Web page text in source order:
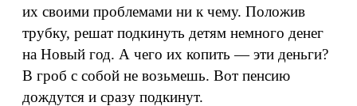
их своими проблемами ни к чему. Положив
трубку, решат подкинуть детям немного денег
на Новый год. А чего их копить — эти деньги?
В гроб с собой не возьмешь. Вот пенсию
дождутся и сразу подкинут.